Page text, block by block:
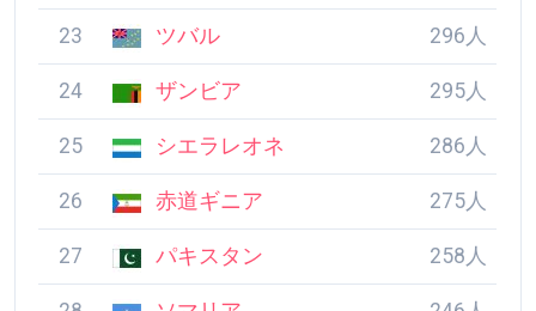
24 ザンビア 295人
25 シエラレオネ 286人
26 赤道ギニア 275人
27 パキスタン 258人
28 ソマリア 246人
29 ジブチ 240人